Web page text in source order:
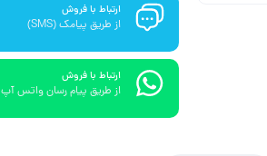
ارتباط با فروش
از طریق پیامک (SMS)
ارتباط با فروش
از طریق پیام رسان واتس آپ